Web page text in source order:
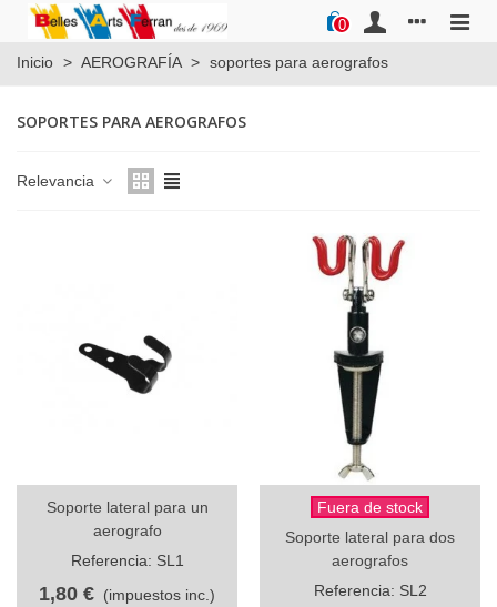
0
Inicio > AEROGRAFÍA > soportes para aerografos
SOPORTES PARA AEROGRAFOS
Relevancia
Soporte lateral para un
aerografo
Referencia: SL1
1,80 € (impuestos inc.)
Fuera de stock
Soporte lateral para dos
aerografos
Referencia: SL2